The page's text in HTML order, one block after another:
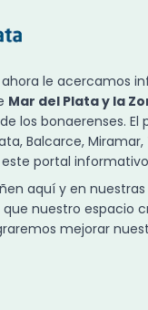
ahora le acercamos
Mar del Plata y la
los bonaerenses. El
Balcarce,
portal
aquí y en nuestras
nuestro espacio
mejorar